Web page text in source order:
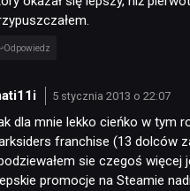
NEWSY
Odpowiedz
5 stycznia 2013 o 22:07
dla mnie lekko cieńko w tym
franchise (13 dolców
sie czegoś więcej
promocje na Steamie